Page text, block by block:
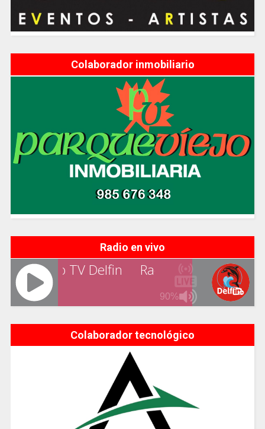
Colaborador inmobiliario
Radio en vivo
Colaborador tecnológico